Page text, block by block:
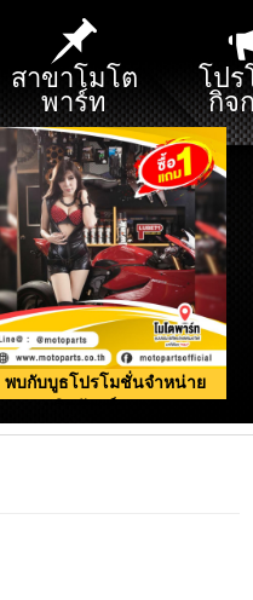
สาขาโมโต
พาร์ท
โป
กิจ
พบกับบูธโปรโมชั่นจำหน่าย
ผลิตภัณฑ์ดูแลรถ